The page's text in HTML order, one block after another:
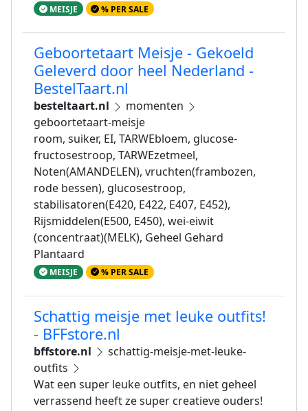
MEISJE % PER SALE
Geboortetaart Meisje - Gekoeld
Geleverd door heel Nederland -
BestelTaart.nl
besteltaart.nl
momenten
geboortetaart-meisje
room, suiker, EI, TARWEbloem, glucose-
fructosestroop, TARWEzetmeel,
Noten(AMANDELEN), vruchten(frambozen,
rode bessen), glucosestroop,
stabilisatoren(E420, E422, E407, E452),
Rijsmiddelen(E500, E450), wei-eiwit
(concentraat)(MELK), Geheel Gehard
Plantaard
MEISJE % PER SALE
Schattig meisje met leuke outfits!
- BFFstore.nl
bffstore.nl
schattig-meisje-met-leuke-
outfits
Wat een super leuke outfits, en niet geheel
verrassend heeft ze super creatieve ouders!